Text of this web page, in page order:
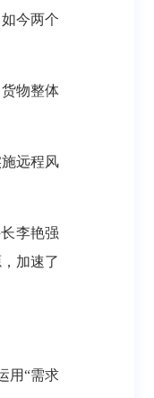
今两个
物整体
远程风
李艳强
加速了
用“需求